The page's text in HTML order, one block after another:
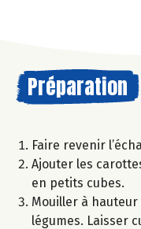
Préparation
Faire revenir
Ajouter les
en petits cubes.
Mouiller à hauteur
légumes. Laisser